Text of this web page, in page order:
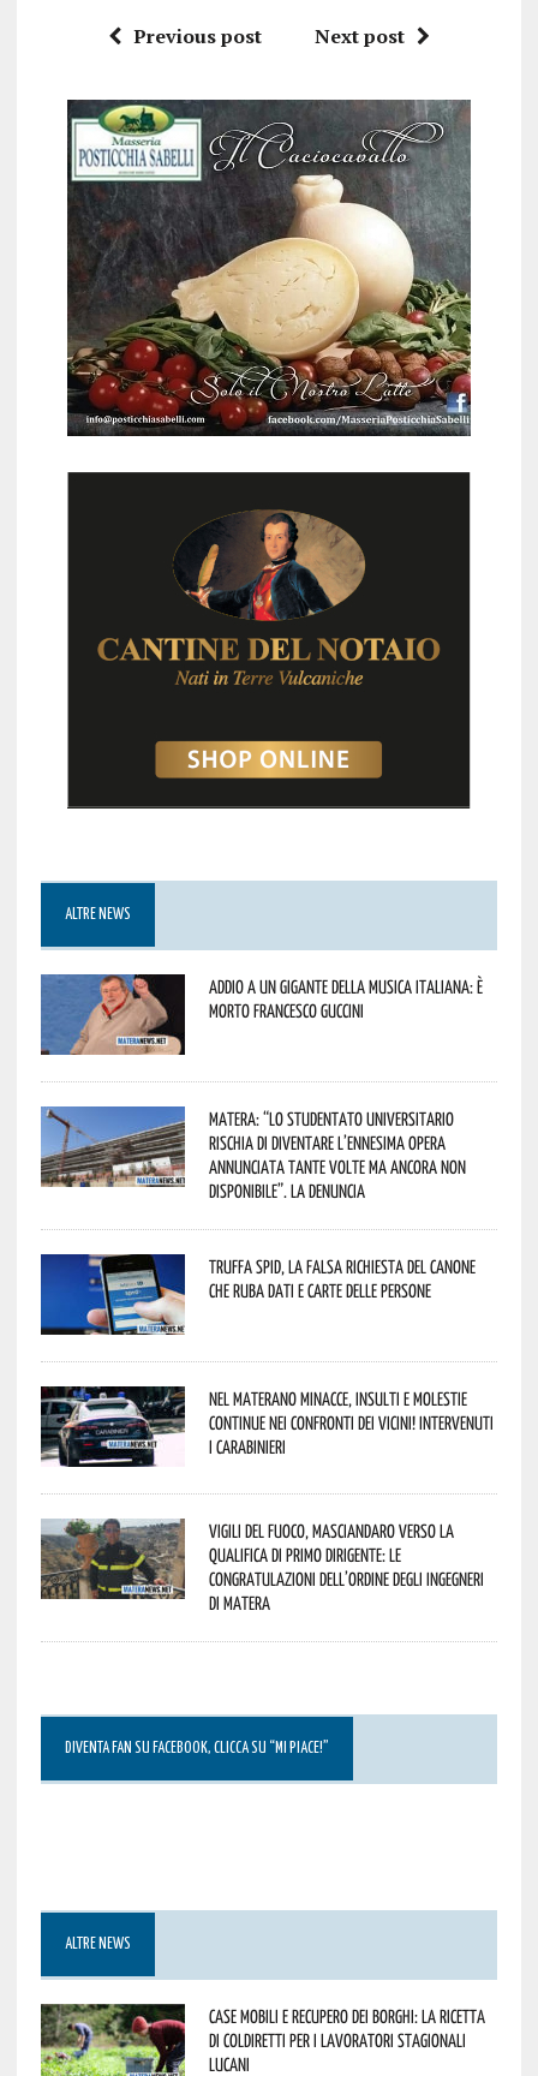
Previous post Next post
ALTRE NEWS
Addio a un gigante della musica italiana: è
morto Francesco Guccini
Matera: “Lo studentato universitario
rischia di diventare l’ennesima opera
annunciata tante volte ma ancora non
disponibile”. La denuncia
Truffa Spid, la falsa richiesta del canone
che ruba dati e carte delle persone
Nel materano minacce, insulti e molestie
continue nei confronti dei vicini! Intervenuti
i Carabinieri
Vigili del Fuoco, Masciandaro verso la
qualifica di Primo Dirigente: le
congratulazioni dell’Ordine degli Ingegneri
di Matera
DIVENTA FAN SU FACEBOOK, CLICCA SU “MI PIACE!”
ALTRE NEWS
Case mobili e recupero dei borghi: la ricetta
di Coldiretti per i lavoratori stagionali
lucani